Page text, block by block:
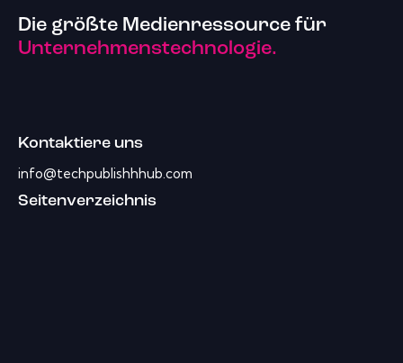
Die größte Medienressource für
Unternehmenstechnologie.
Kontaktiere uns
info@techpublishhhub.com
Seitenverzeichnis